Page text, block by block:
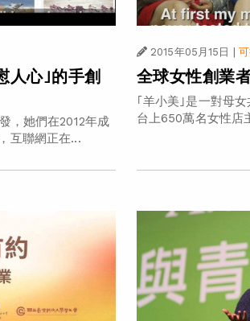
人心｣的手創
，她們在2012年成
互聯網正在...
2015年05月15日
全球女性創業
｢羊小美｣是一對母
台上650萬名女性店